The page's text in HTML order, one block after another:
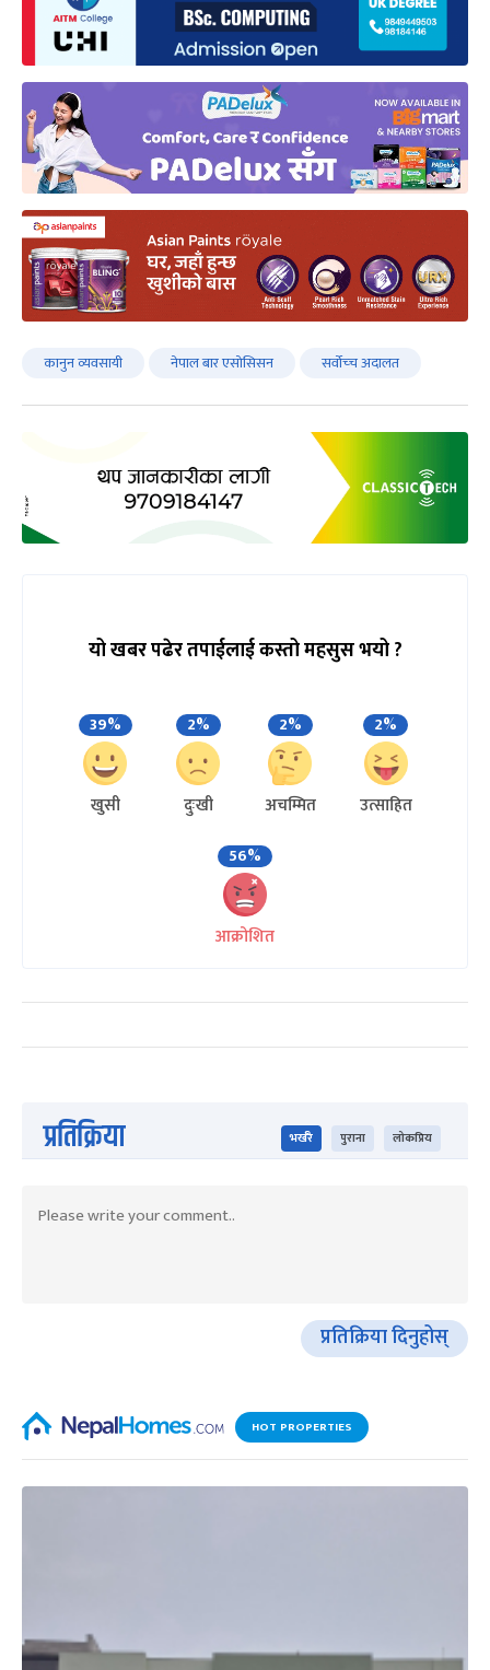
कानुन व्यवसायी नेपाल बार एसोसिसन सर्वोच्‍च अदालत
यो खबर पढेर तपाईलाई कस्तो महसुस भयो ?
39%
खुसी
2%
दुःखी
2%
अचम्मित
2%
उत्साहित
56%
आक्रोशित
प्रतिक्रिया भर्खरै पुराना लोकप्रिय
प्रतिक्रिया दिनुहोस्
HOT PROPERTIES